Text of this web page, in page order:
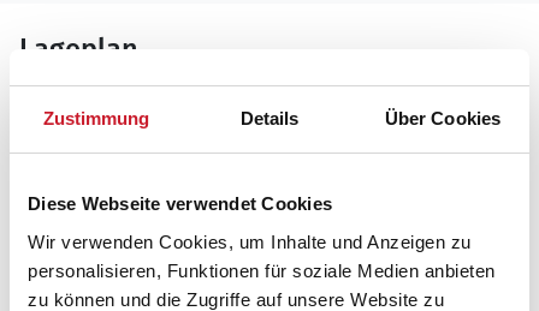
Zustimmung Details Über Cookies
Diese Webseite verwendet Cookies
Wir verwenden Cookies, um Inhalte und Anzeigen zu
personalisieren, Funktionen für soziale Medien anbieten
zu können und die Zugriffe auf unsere Website zu
Lageplan
Adresse
Poolhaus 09892
Nordborg/Købingsmark